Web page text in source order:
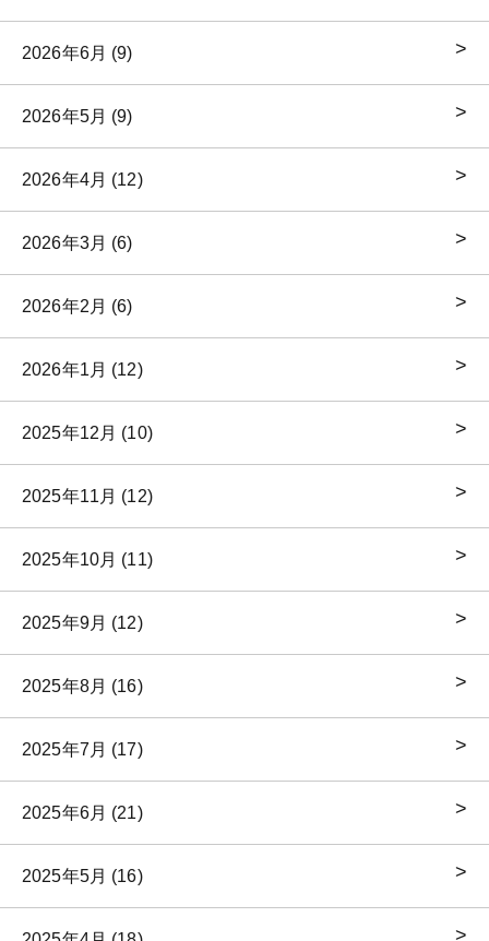
2026年6月 (9)
2026年5月 (9)
2026年4月 (12)
2026年3月 (6)
2026年2月 (6)
2026年1月 (12)
2025年12月 (10)
2025年11月 (12)
2025年10月 (11)
2025年9月 (12)
2025年8月 (16)
2025年7月 (17)
2025年6月 (21)
2025年5月 (16)